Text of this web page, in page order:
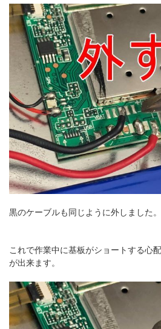
黒のケーブルも同じように外しました。
これで作業中に基板がショートする心
が出来ます。